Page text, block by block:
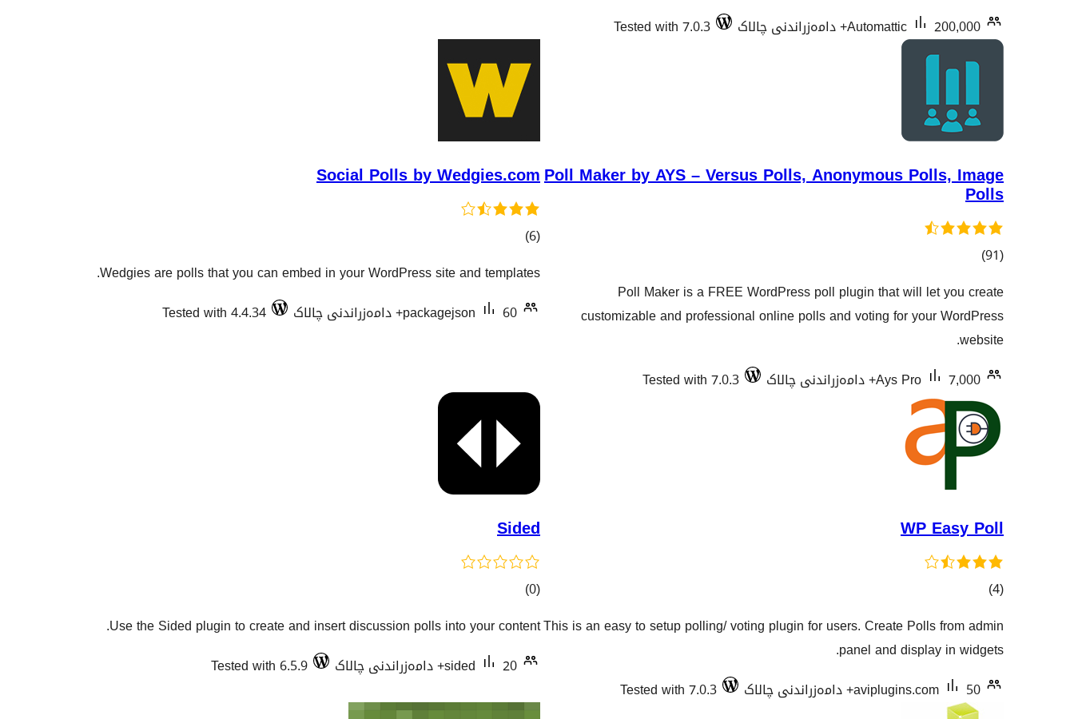
Automattic
200,000+ دامەزراندنی چالاک Tested with 7.0.3
Poll Maker by AYS – Versus Polls, Anonymous Polls, Image
Polls
(91 کۆی
هەڵسەنگاندنەکان
)
Poll Maker is a FREE WordPress poll plugin that will let you create
customizable and professional online polls and voting for your WordPress
website.
Ays Pro
7,000+ دامەزراندنی چالاک Tested with 7.0.3
Social Polls by Wedgies.com
(6 کۆی
هەڵسەنگاندنەکان
)
Wedgies are polls that you can embed in your WordPress site and templates.
packagejson
60+ دامەزراندنی چالاک Tested with 4.4.34
WP Easy Poll
(4 کۆی
هەڵسەنگاندنەکان
)
This is an easy to setup polling/ voting plugin for users. Create Polls from admin
panel and display in widgets.
aviplugins.com
50+ دامەزراندنی چالاک Tested with 7.0.3
Sided
(0 کۆی
هەڵسەنگاندنەکان
)
Use the Sided plugin to create and insert discussion polls into your content.
sided
20+ دامەزراندنی چالاک Tested with 6.5.9